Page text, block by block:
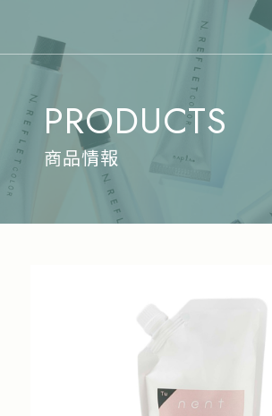
關於娜普菈
最新消息
商品情報
專業染髮
專業燙髮
造型系列
美髮課程
PRODUCTS
商品情報